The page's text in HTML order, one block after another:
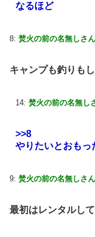
なるほど
8: 焚火の前の名無しさん
キャンプも釣りも
14: 焚火の前の名無し
>>8
やりたいとおもっ
9: 焚火の前の名無しさん
最初はレンタルし